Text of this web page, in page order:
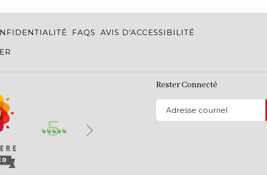
FAQS AVIS D'ACCESSIBILITÉ
Rester Connecté